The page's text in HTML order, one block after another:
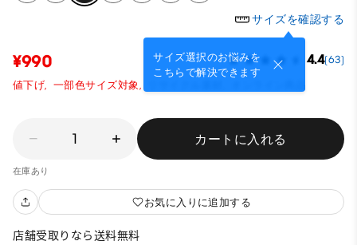
サイズを確認する
サイズ選択のお悩みを
こちらで解決できます
¥990 4.4(63)
値下げ, 一部色サイズ対象,
1 カートに入れる
在庫あり
お気に入りに追加する
店舗受取りなら送料無料